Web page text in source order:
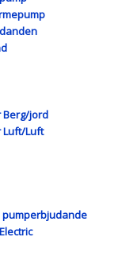
Berg/jord
Luft/Luft